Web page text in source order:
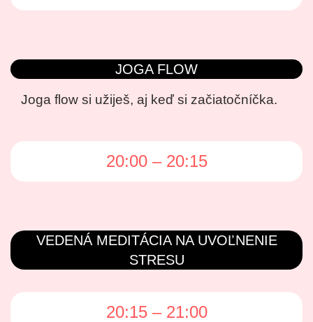
JOGA FLOW
Joga flow si užiješ, aj keď si začiatočníčka.
20:00 – 20:15
VEDENÁ MEDITÁCIA NA UVOĽNENIE
STRESU
20:15 – 21:00